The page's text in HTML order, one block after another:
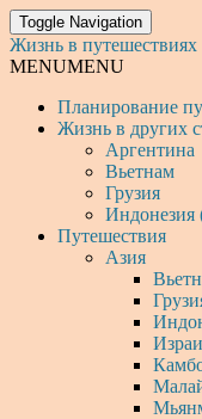
Toggle Navigation
Жизнь в путешествиях
MENUMENU
Планирование
Жизнь в других
Аргентина
Вьетнам
Грузия
Индонезия
Путешествия
Азия